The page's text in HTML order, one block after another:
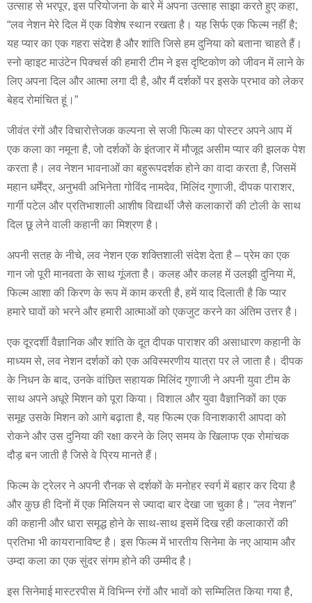
उत्साह से भरपूर, इस परियोजना के बारे में अपना उत्साह साझा करते हुए कहा,
“लव नेशन मेरे दिल में एक विशेष स्थान रखता है। यह सिर्फ एक फिल्म नहीं है;
यह प्यार का एक गहरा संदेश है और शांति जिसे हम दुनिया को बताना चाहते हैं।
स्नो व्हाइट माउंटेन पिक्चर्स की हमारी टीम ने इस दृष्टिकोण को जीवन में लाने के
लिए अपना दिल और आत्मा लगा दी है, और मैं दर्शकों पर इसके प्रभाव को लेकर
बेहद रोमांचित हूं।”
जीवंत रंगों और विचारोत्तेजक कल्पना से सजी फिल्म का पोस्टर अपने आप में
एक कला का नमूना है, जो दर्शकों के इंतजार में मौजूद असीम प्यार की झलक पेश
करता है। लव नेशन भावनाओं का बहुरूपदर्शक होने का वादा करता है, जिसमें
महान धर्मेंद्र, अनुभवी अभिनेता गोविंद नामदेव, मिलिंद गुणाजी, दीपक पाराशर,
गार्गी पटेल और प्रतिभाशाली आशीष विद्यार्थी जैसे कलाकारों की टोली के साथ
दिल छू लेने वाली कहानी का मिश्रण है।
अपनी सतह के नीचे, लव नेशन एक शक्तिशाली संदेश देता है – प्रेम का एक
गान जो पूरी मानवता के साथ गूंजता है। कलह और कलह में उलझी दुनिया में,
फिल्म आशा की किरण के रूप में काम करती है, हमें याद दिलाती है कि प्यार
हमारे घावों को भरने और हमारी आत्माओं को एकजुट करने का अंतिम उत्तर है।
एक दूरदर्शी वैज्ञानिक और शांति के दूत दीपक पाराशर की असाधारण कहानी के
माध्यम से, लव नेशन दर्शकों को एक अविस्मरणीय यात्रा पर ले जाता है। दीपक
के निधन के बाद, उनके वांछित सहायक मिलिंद गुणाजी ने अपनी युवा टीम के
साथ अपने अधूरे मिशन को पूरा किया। विशाल और युवा वैज्ञानिकों का एक
समूह उसके मिशन को आगे बढ़ाता है, यह फिल्म एक विनाशकारी आपदा को
रोकने और उस दुनिया की रक्षा करने के लिए समय के खिलाफ एक रोमांचक
दौड़ बन जाती है जिसे वे प्रिय मानते हैं।
फिल्म के ट्रेलर ने अपनी रौनक से दर्शकों के मनोहर स्वर्ग में बहार कर दिया है
और कुछ ही दिनों में एक मिलियन से ज्यादा बार देखा जा चुका है। “लव नेशन”
की कहानी और धारा समृद्ध होने के साथ-साथ इसमें दिख रही कलाकारों की
प्रतिभा भी कायरानाविष्ट है। इस फिल्म में भारतीय सिनेमा के नए आयाम और
उम्दा कला का एक सुंदर संगम होने की उम्मीद है।
इस सिनेमाई मास्टरपीस में विभिन्न रंगों और भावों को सम्मिलित किया गया है,